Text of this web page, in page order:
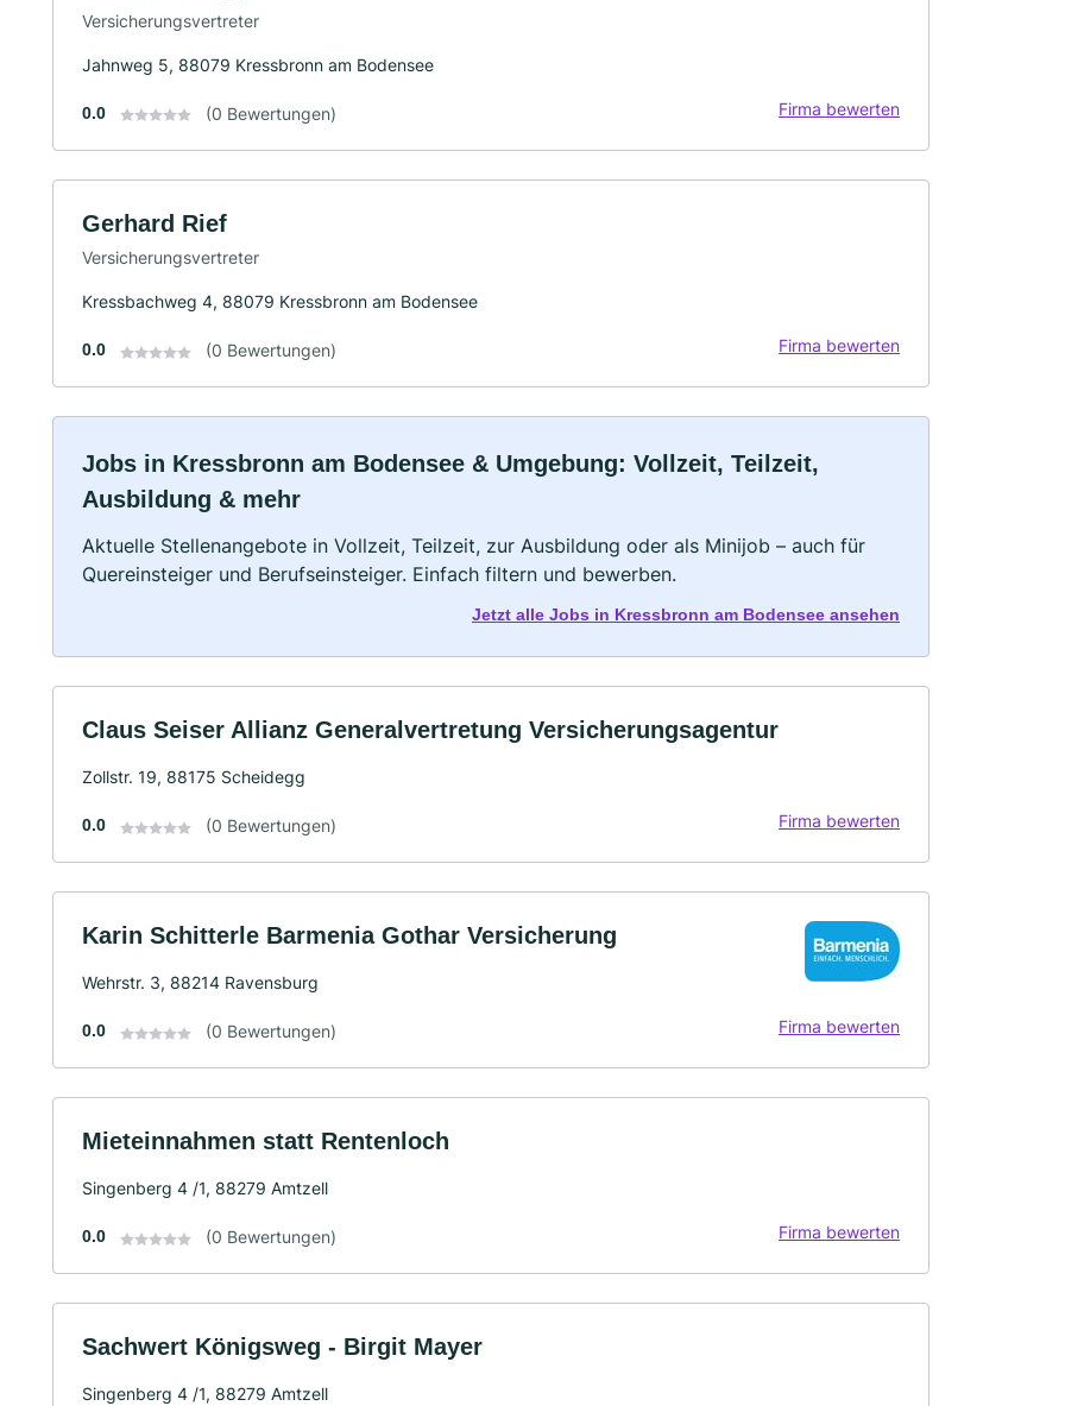
Versicherungsvertreter
Jahnweg 5, 88079 Kressbronn am Bodensee
0.0 (0 Bewertungen) Firma bewerten
Gerhard Rief
Versicherungsvertreter
Kressbachweg 4, 88079 Kressbronn am Bodensee
0.0 (0 Bewertungen) Firma bewerten
Jobs in Kressbronn am Bodensee & Umgebung: Vollzeit, Teilzeit,
Ausbildung & mehr
Aktuelle Stellenangebote in Vollzeit, Teilzeit, zur Ausbildung oder als Minijob – auch für
Quereinsteiger und Berufseinsteiger. Einfach filtern und bewerben.
Jetzt alle Jobs in Kressbronn am Bodensee ansehen
Claus Seiser Allianz Generalvertretung Versicherungsagentur
Zollstr. 19, 88175 Scheidegg
0.0 (0 Bewertungen) Firma bewerten
Karin Schitterle Barmenia Gothar Versicherung
Wehrstr. 3, 88214 Ravensburg
0.0 (0 Bewertungen) Firma bewerten
Mieteinnahmen statt Rentenloch
Singenberg 4 /1, 88279 Amtzell
0.0 (0 Bewertungen) Firma bewerten
Sachwert Königsweg - Birgit Mayer
Singenberg 4 /1, 88279 Amtzell